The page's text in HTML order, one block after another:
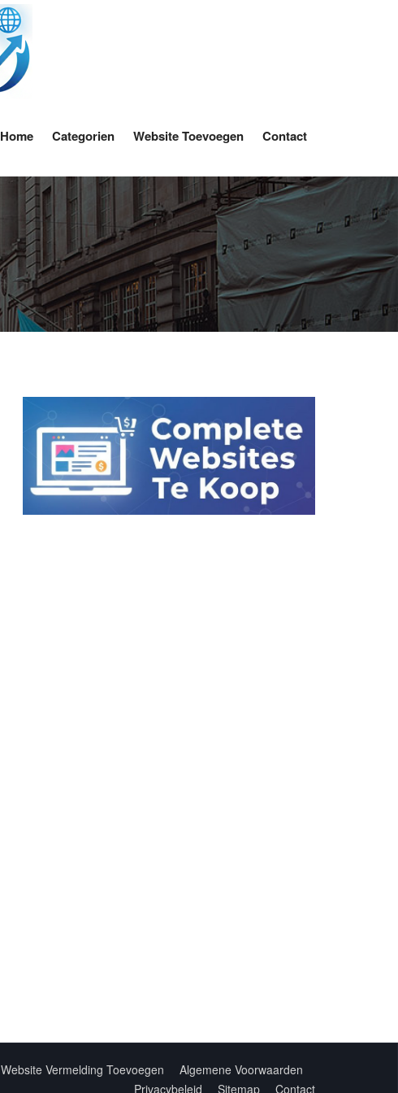
Home Categorien Website Toevoegen Contact
Website Vermelding Toevoegen
Algemene Voorwaarden
Privacybeleid
Sitemap Contact